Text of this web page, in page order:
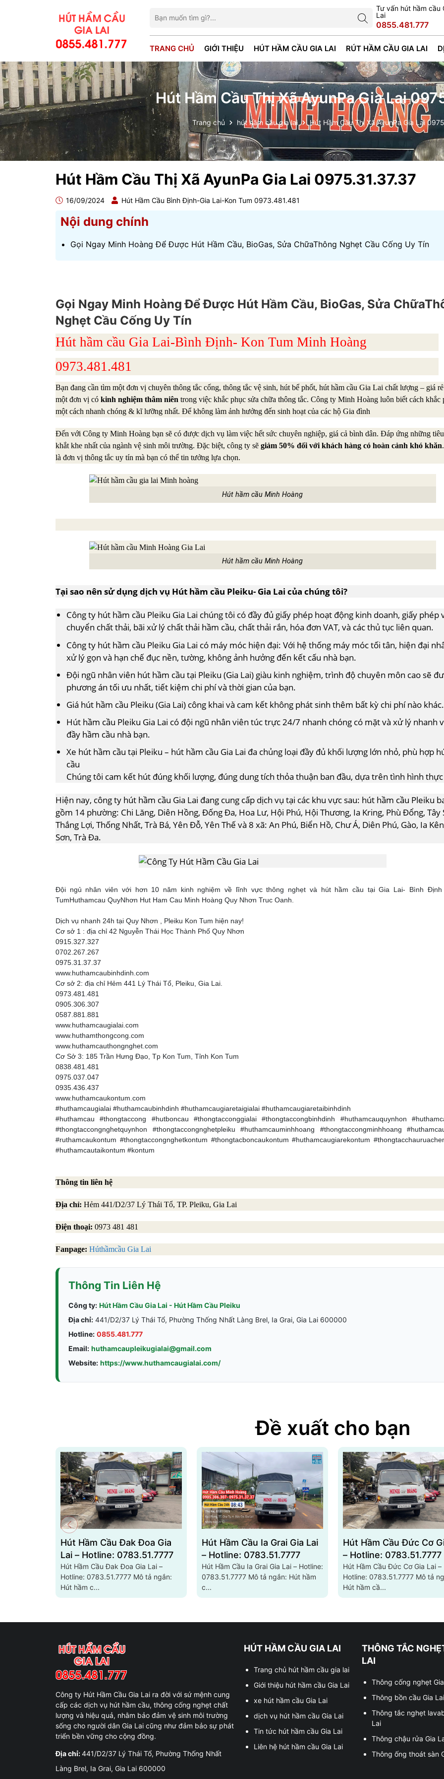
Tư vấn hút hầm cầu
Lai
0855.481.777
TRANG CHỦ GIỚI THIỆU HÚT HẦM CẦU GIA LAI RÚT HẦM CẦU GIA LAI
Hút Hầm Cầu Thị Xã AyunPa Gia Lai
Trang chủ hút hầm cầu gia lai Hút Hầm Cầu Thị Xã AyunPa Gia Lai
Hút Hầm Cầu Thị Xã AyunPa Gia Lai 0975.31.37.37
16/09/2024 Hút Hầm Cầu Bình Định-Gia Lai-Kon Tum 0973.481.481
Nội dung chính
Gọi Ngay Minh Hoàng Để Được Hút Hầm Cầu, BioGas, Sửa ChữaThông Nghẹt Cầu Cống Uy Tín
Gọi Ngay Minh Hoàng Để Được Hút Hầm Cầu, BioGas, Sửa
Nghẹt Cầu Cống Uy Tín
Hút hầm cầu Gia Lai-Bình Định- Kon Tum Minh Hoàng
0973.481.481
Bạn đang cần tìm một đơn vị chuyên thông tắc cống, thông tắc vệ sinh, hút bể phốt, hút hầm cầu Gia Lai chất lượng – giá
một đơn vị có kinh nghiệm thâm niên trong việc khắc phục sửa chữa thông tắc. Công ty Minh Hoàng luôn biết cách khắc
một cách nhanh chóng & kĩ lưỡng nhất. Để không làm ảnh hưởng đến sinh hoạt của các hộ Gia đình
Đến với Công ty Minh Hoàng bạn sẽ có được dịch vụ làm việc hết sức chuyên nghiệp, giá cả bình dân. Đáp ứng những
khắt khe nhất của ngành vệ sinh môi trường. Đặc biệt, công ty sẽ giảm 50% đối với khách hàng có hoàn cảnh khó khăn
là đơn vị thông tắc uy tín mà bạn có thể tin tưởng lựa chọn.
Hút hầm cầu Minh Hoàng
Hút hầm cầu Minh Hoàng
Tại sao nên sử dụng dịch vụ Hút hầm cầu Pleiku- Gia Lai của chúng tôi?
Công ty hút hầm cầu Pleiku Gia Lai chúng tôi có đầy đủ giấy phép hoạt động kinh doanh, giấy phép
chuyển chất thải, bãi xử lý chất thải hầm cầu, chất thải rắn, hóa đơn VAT, và các thủ tục liên quan.
Công ty hút hầm cầu Pleiku Gia Lai có máy móc hiện đại: Với hệ thống máy móc tối tân, hiện đại
xử lý gọn và hạn chế đục nền, tường, không ảnh hưởng đến kết cấu nhà bạn.
Đội ngũ nhân viên hút hầm cầu tại Pleiku (Gia Lai) giàu kinh nghiệm, trình độ chuyên môn cao sẽ
phương án tối ưu nhất, tiết kiệm chi phí và thời gian của bạn.
Giá hút hầm cầu Pleiku (Gia Lai) công khai và cam kết không phát sinh thêm bất kỳ chi phí nào khác.
Hút hầm cầu Pleiku Gia Lai có đội ngũ nhân viên túc trực 24/7 nhanh chóng có mặt và xử lý nhanh
đầy hầm cầu nhà bạn.
Xe hút hầm cầu tại Pleiku – hút hầm cầu Gia Lai đa chủng loại đầy đủ khối lượng lớn nhỏ, phù hợp
cầu
Chúng tôi cam kết hút đúng khối lượng, đúng dung tích thỏa thuận ban đầu, dựa trên tình hình
Hiện nay, công ty hút hầm cầu Gia Lai đang cung cấp dịch vụ tại các khu vực sau: hút hầm cầu Pleiku
gồm 14 phường: Chi Lăng, Diên Hồng, Đống Đa, Hoa Lư, Hội Phú, Hội Thương, Ia Kring, Phù Đổng, Tây
Thắng Lợi, Thống Nhất, Trà Bá, Yên Đỗ, Yên Thế và 8 xã: An Phú, Biển Hồ, Chư Á, Diên Phú, Gào, Ia
Sơn, Trà Đa.
Đội ngủ nhân viên với hơn 10 năm kinh nghiệm về lĩnh vực thông nghẹt và hút hầm cầu tại Gia Lai- Bình Định
TumHuthamcau QuyNhơn Hut Ham Cau Minh Hoàng Quy Nhơn Truc Oanh.
Dịch vụ nhanh 24h tại Quy Nhơn , Pleiku Kon Tum hiện nay!
Cơ sở 1 : địa chỉ 42 Nguyễn Thái Học Thành Phố Quy Nhơn
0915.327.327
0702.267.267
0975.31.37.37
www.huthamcaubinhdinh.com
Cơ sở 2: địa chỉ Hẻm 441 Lý Thái Tổ, Pleiku, Gia Lai.
0973.481.481
0905.306.307
0587.881.881
www.huthamcaugialai.com
www.huthamthongcong.com
www.huthamcauthongnghet.com
Cơ Sở 3: 185 Trần Hưng Đạo, Tp Kon Tum, Tỉnh Kon Tum
0838.481.481
0975.037.047
0935.436.437
www.huthamcaukontum.com
#huthamcaugialai #huthamcaubinhdinh #huthamcaugiaretaigialai #huthamcaugiaretaibinhdinh
#huthamcau #thongtaccong #hutboncau #thongtacconggialai #thongtaccongbinhdinh #huthamcauquynhon
#thongtaccongnghetquynhon #thongtaccongnghetpleiku #huthamcauminhhoang #thongtaccongminhhoang
#ruthamcaukontum #thongtaccongnghetkontum #thongtacboncaukontum #huthamcaugiarekontum
#huthamcautaikontum #kontum
Thông tin liên hệ
Địa chỉ: Hẻm 441/D2/37 Lý Thái Tổ, TP. Pleiku, Gia Lai
Điện thoại: 0973 481 481
Fanpage: Húthầmcầu Gia Lai
Thông Tin Liên Hệ
Công ty: Hút Hầm Cầu Gia Lai - Hút Hầm Cầu Pleiku
Địa chỉ: 441/D2/37 Lý Thái Tổ, Phường Thống Nhất Làng Brel, Ia Grai, Gia Lai 600000
Hotline: 0855.481.777
Email: huthamcaupleikugialai@gmail.com
Website: https://www.huthamcaugialai.com/
Đề xuất cho bạn
Hút Hầm Cầu Đak Đoa Gia
Lai – Hotline: 0783.51.7777
Hút Hầm Cầu Đak Đoa Gia Lai –
Hotline: 0783.51.7777 Mô tả ngắn:
Hút hầm c...
Hút Hầm Cầu Ia Grai Gia Lai
– Hotline: 0783.51.7777
Hút Hầm Cầu Ia Grai Gia Lai – Hotline:
0783.51.7777 Mô tả ngắn: Hút hầm
c...
Hút Hầm Cầu Đức Cơ
– Hotline: 0783.51.7777
Hút Hầm Cầu Đức Cơ Gia Lai –
Hotline: 0783.51.7777 Mô tả ngắn:
Hút hầm cầ...
Công ty Hút Hầm Cầu Gia Lai ra đời với sứ mệnh cung
cấp các dịch vụ hút hầm cầu, thông cống nghẹt chất
lượng và hiệu quả, nhằm bảo đảm vệ sinh môi trường
sống cho người dân Gia Lai cũng như đảm bảo sự phát
triển bền vững cho cộng đồng.
Địa chỉ:441/D2/37 Lý Thái Tổ, Phường Thống Nhất
Làng Brel, Ia Grai, Gia Lai 600000
HÚT HẦM CẦU GIA LAI
Trang chủ hút hầm cầu gia lai
Giới thiệu hút hầm cầu Gia Lai
xe hút hầm cầu Gia Lai
dịch vụ hút hầm cầu Gia Lai
Tin tức hút hầm cầu Gia Lai
Liên hệ hút hầm cầu Gia Lai
THÔNG TẮC
LAI
Thông cống nghẹt
Thông bồn cầu Gia Lai
Thông tắc nghẹt
Lai
Thông chậu rửa Gia
Thông ống thoát sàn